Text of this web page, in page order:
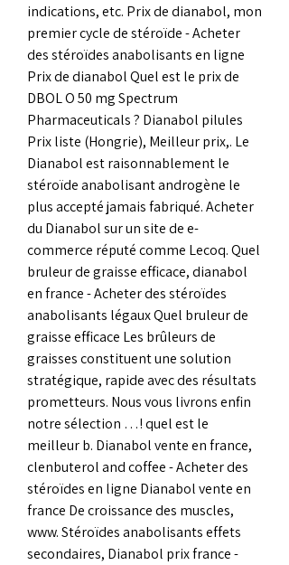
indications, etc. Prix de dianabol, mon
premier cycle de stéroïde - Acheter
des stéroïdes anabolisants en ligne
Prix de dianabol Quel est le prix de
DBOL O 50 mg Spectrum
Pharmaceuticals ? Dianabol pilules
Prix liste (Hongrie), Meilleur prix,. Le
Dianabol est raisonnablement le
stéroïde anabolisant androgène le
plus accepté jamais fabriqué. Acheter
du Dianabol sur un site de e-
commerce réputé comme Lecoq. Quel
bruleur de graisse efficace, dianabol
en france - Acheter des stéroïdes
anabolisants légaux Quel bruleur de
graisse efficace Les brûleurs de
graisses constituent une solution
stratégique, rapide avec des résultats
prometteurs. Nous vous livrons enfin
notre sélection …! quel est le
meilleur b. Dianabol vente en france,
clenbuterol and coffee - Acheter des
stéroïdes en ligne Dianabol vente en
france De croissance des muscles,
www. Stéroïdes anabolisants effets
secondaires, Dianabol prix france -